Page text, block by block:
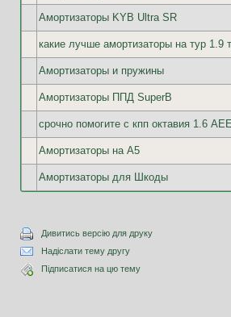
Амортизаторы KYB Ultra SR
какие лучше амортизаторы на тур 1.9
Амортизаторы и пружины
Амортизаторы ППД SuperB
срочно помогите с кпп октавия 1.6 AEE
Амортизаторы на А5
Амортизаторы для Шкоды
Дивитись версію для друку
Надіслати тему другу
Підписатися на цю тему